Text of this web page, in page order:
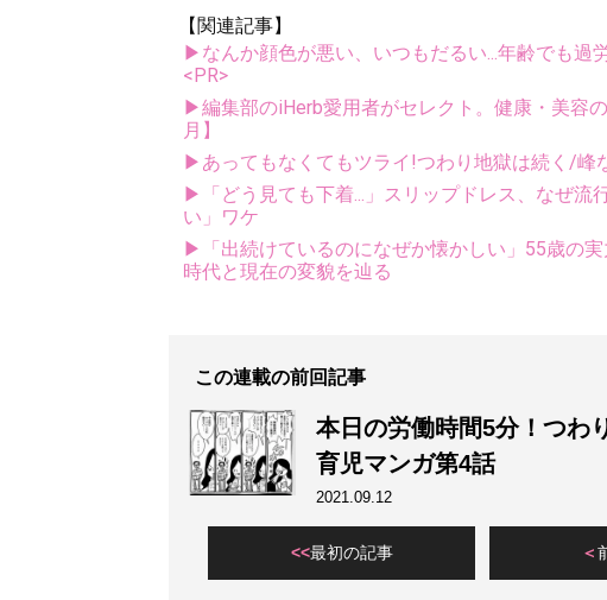
【関連記事】
▶なんか顔色が悪い、いつもだるい...年齢でも過
<PR>
▶編集部のiHerb愛用者がセレクト。健康・美容
月】
▶あってもなくてもツライ!つわり地獄は続く/峰
▶「どう見ても下着...」スリップドレス、なぜ流
い」ワケ
▶「出続けているのになぜか懐かしい」55歳の
時代と現在の変貌を辿る
この連載の前回記事
本日の労働時間5分！つわ
育児マンガ第4話
2021.09.12
最初の記事